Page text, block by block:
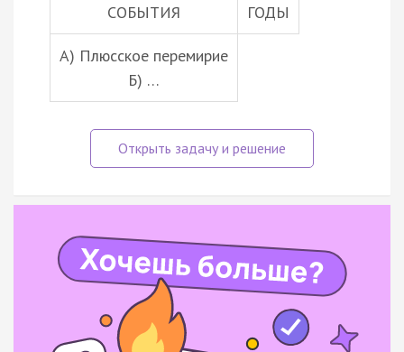
СОБЫТИЯ ГОДЫ
А) Плюсское перемирие
Б) …